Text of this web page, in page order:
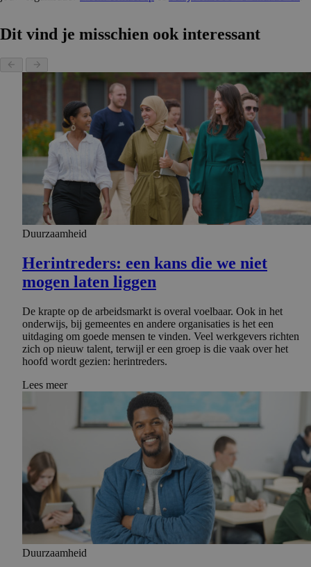
Dit vind je misschien ook interessant
Duurzaamheid
Herintre­ders: een kans die we niet
mogen laten liggen
De krapte op de arbeidsmarkt is overal voelbaar. Ook in het
onderwijs, bij gemeentes en andere organisaties is het een
uitdaging om goede mensen te vinden. Veel werkgevers richten
zich op nieuw talent, terwijl er een groep is die vaak over het
hoofd wordt gezien: herintreders.
Lees meer
Duurzaamheid